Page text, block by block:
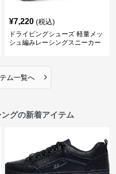
¥7,220 (税込)
ドライビングシューズ 軽量メッ
シュ編みレーシングスニーカー
ム一覧へ ›
グの新着アイテム